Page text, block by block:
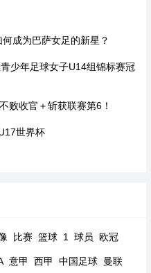
成为巴萨女足的新星？
少年足球女子U14组锦标赛冠
败收官＋斩获联赛第6！
世界杯
比赛 篮球 1 球员 欧冠
意甲 西甲 中国足球 曼联